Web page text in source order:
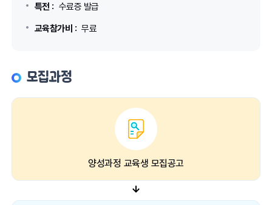
특전 : 수료증 발급
교육참가비 : 무료
모집과정
양성과정 교육생 모집공고